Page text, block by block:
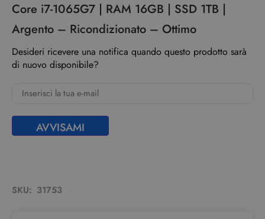
Core i7-1065G7 | RAM 16GB | SSD 1TB |
Argento – Ricondizionato – Ottimo
Desideri ricevere una notifica quando questo prodotto sarà
di nuovo disponibile?
AVVISAMI
SKU: 31753